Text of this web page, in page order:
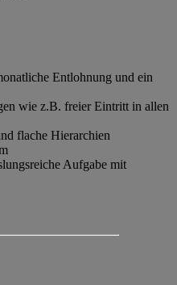
Entlohnung und ein
wie z.B. freier Eintritt in allen
flache Hierarchien
Aufgabe mit